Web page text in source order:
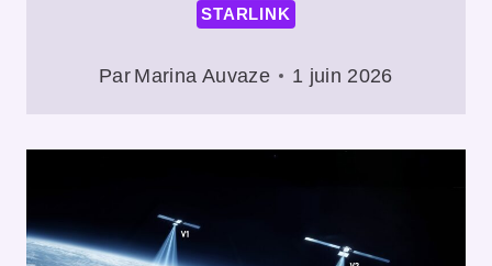
STARLINK
Par Marina Auvaze 1 juin 2026